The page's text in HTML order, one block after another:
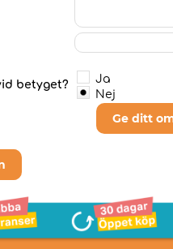
betyget?
Ja
Nej
Ge ditt